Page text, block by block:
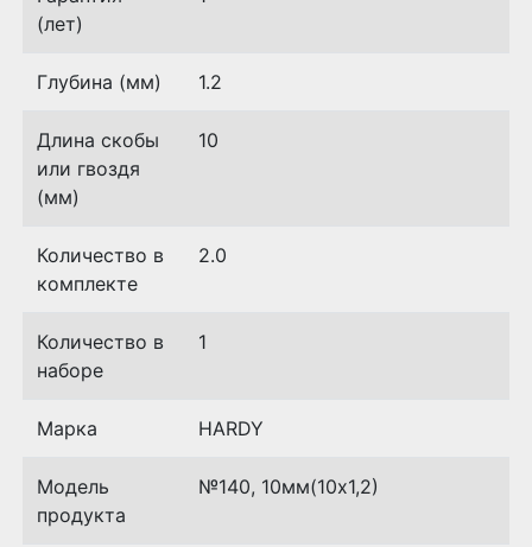
(лет)
Глубина (мм) 1.2
Длина скобы
или гвоздя
(мм)
10
Количество в
комплекте
2.0
Количество в
наборе
1
Марка HARDY
Модель
продукта
№140, 10мм(10х1,2)